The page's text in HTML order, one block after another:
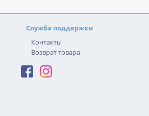
Служба поддержки
Контакты
Возврат товара